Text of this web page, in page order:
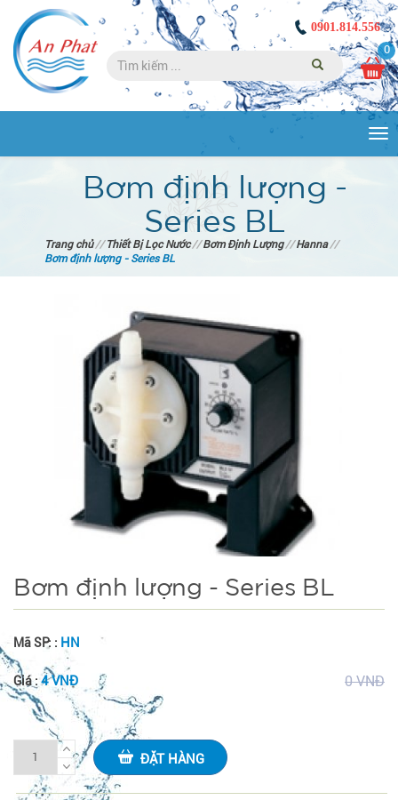
0901.814.556
0
Bơm định lượng -
Series BL
Trang chủ// Thiết Bị Lọc Nước// Bơm Định Lượng// Hanna//
Bơm định lượng - Series BL
Bơm định lượng - Series BL
Mã SP: : HN
Giá : 4 VNĐ 0 VNĐ
ĐẶT HÀNG